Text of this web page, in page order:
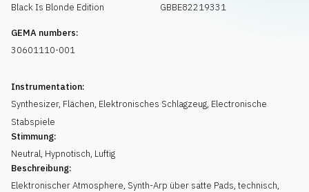
Black Is Blonde Edition
GBBE82219331
GEMA numbers:
30601110-001
Instrumentation:
Synthesizer, Flächen, Elektronisches Schlagzeug, Electronische
Stabspiele
Stimmung:
Neutral, Hypnotisch, Luftig
Beschreibung:
Elektronischer Atmosphere, Synth-Arp über satte Pads, technisch,